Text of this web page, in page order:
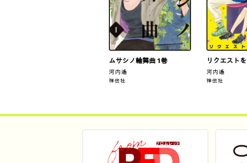
ムサシノ輪舞曲 1巻
河内遙
祥伝社
リクエスト
河内遙
祥伝社